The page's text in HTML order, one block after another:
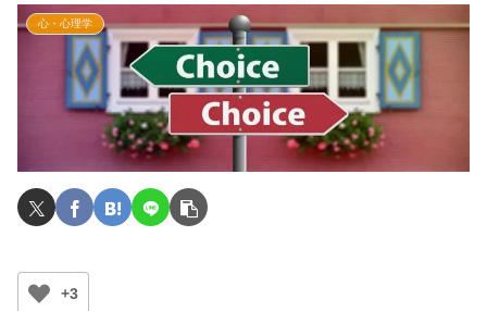
心・心理学
+3